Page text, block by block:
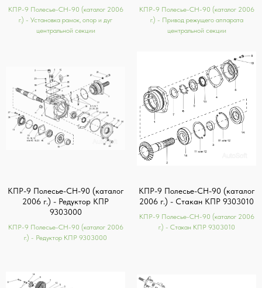
КПР-9 Полесье-СН-90 (каталог 2006
г.) - Установка рамок, опор и дуг
центральной секции
КПР-9 Полесье-СН-90 (каталог 2006
г.) - Привод режущего аппарата
центральной секции
КПР-9 Полесье-СН-90 (каталог
2006 г.) - Редуктор КПР
9303000
КПР-9 Полесье-СН-90 (каталог 2006
г.) - Редуктор КПР 9303000
КПР-9 Полесье-СН-90 (каталог
2006 г.) - Стакан КПР 9303010
КПР-9 Полесье-СН-90 (каталог 2006
г.) - Стакан КПР 9303010